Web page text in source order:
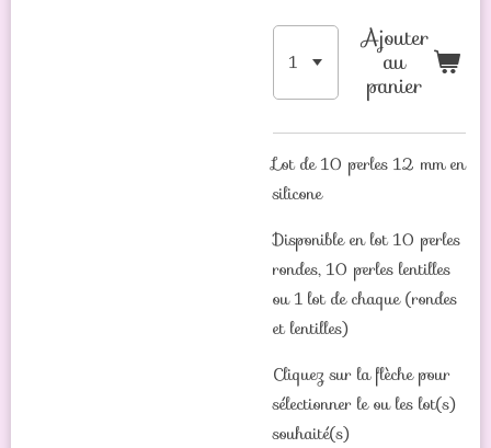
Ajouter
au
panier
Lot de 10 perles 12 mm en
silicone
Disponible en lot 10 perles
rondes, 10 perles lentilles
ou 1 lot de chaque (rondes
et lentilles)
Cliquez sur la flèche pour
sélectionner le ou les lot(s)
souhaité(s)